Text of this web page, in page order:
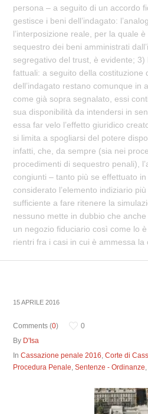
persona – a seguito di un accordo
gestisce i beni dell’indagato:
l’interposizione reale, per la quale
sequestro dei beni amministrati
segregativo del trust, è evidente;
fattuali: a seguito della costituzione
dell’indagato restano comunque in
come già sopra segnalato, essi
sua disponibilità da intendersi in
essa far velo l’effetto giuridico
si limita a spogliarsi del potere
infatti, che, da sempre (sia nei
procedimenti di sequestro penali),
congiunti – tanto più se effettuato
considerato l’elemento indiziario
sufficiente a fare ritenere la
nessuno mette in dubbio che
un negozio fiduciario così come lo
rientri fra i casi in cui è ammessa la
15 APRILE 2016
Comments (0)
0
By D'Isa
InCassazione penale 2016,Corte di
Procedura Penale,Sentenze - Ordinanze